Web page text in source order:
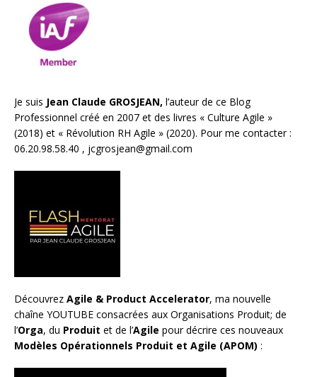
Je suis Jean Claude GROSJEAN, l’auteur de ce Blog
Professionnel créé en 2007 et des livres « Culture Agile »
(2018) et « Révolution RH Agile » (2020). Pour me contacter :
06.20.98.58.40 , jcgrosjean@gmail.com
Découvrez Agile & Product Accelerator, ma nouvelle
chaîne YOUTUBE consacrées aux Organisations Produit; de
l’Orga, du Produit et de l’Agile pour décrire ces nouveaux
Modèles Opérationnels Produit et Agile (APOM) :